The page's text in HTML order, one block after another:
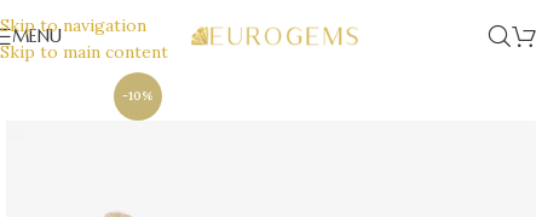
Skip to navigation
Skip to main content
MENU
-10%